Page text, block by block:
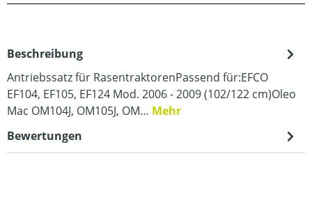
Beschreibung
Antriebssatz für RasentraktorenPassend für:EFCO
EF104, EF105, EF124 Mod. 2006 - 2009 (102/122 cm)Oleo
Mac OM104J, OM105J, OM… Mehr
Bewertungen